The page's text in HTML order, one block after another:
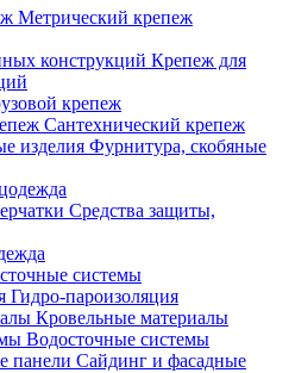
Метрический крепеж
Крепеж для
крепеж
Сантехнический крепеж
Фурнитура, скобяные
Средства защиты,
системы
Гидро-пароизоляция
Кровельные материалы
Водосточные системы
Сайдинг и фасадные